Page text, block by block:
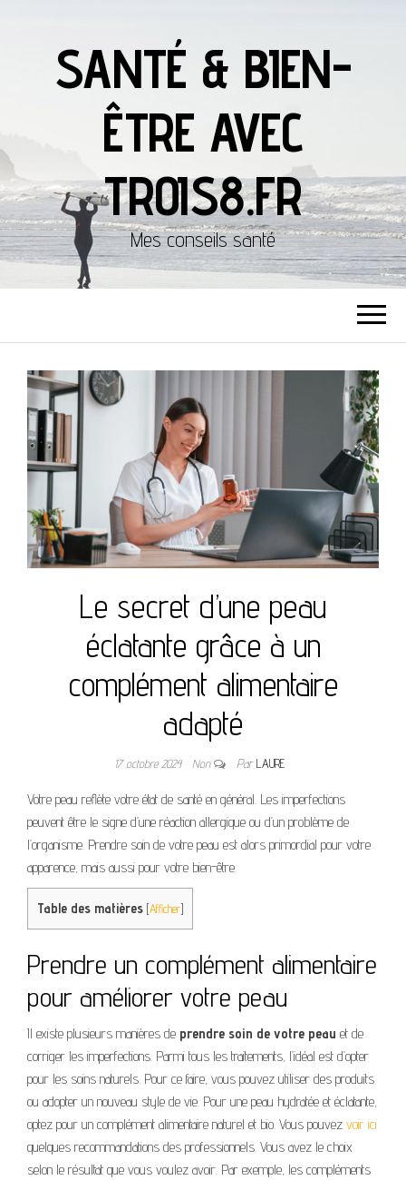
SANTÉ & BIEN-
ÊTRE AVEC
TROIS8.FR
Mes conseils santé
Le secret d’une peau
éclatante grâce à un
complément alimentaire
adapté
17 octobre 2024 Non ParLAURE
Votre peau reflète votre état de santé en général. Les imperfections
peuvent être le signe d’une réaction allergique ou d’un problème de
l’organisme. Prendre soin de votre peau est alors primordial pour votre
apparence, mais aussi pour votre bien-être.
Table des matières [Afficher]
Prendre un complément alimentaire
pour améliorer votre peau
Il existe plusieurs manières de prendre soin de votre peau et de
corriger les imperfections. Parmi tous les traitements, l’idéal est d’opter
pour les soins naturels. Pour ce faire, vous pouvez utiliser des produits
ou adopter un nouveau style de vie. Pour une peau hydratée et éclatante,
optez pour un complément alimentaire naturel et bio. Vous pouvez voir ici
quelques recommandations des professionnels. Vous avez le choix
selon le résultat que vous voulez avoir. Par exemple, les compléments